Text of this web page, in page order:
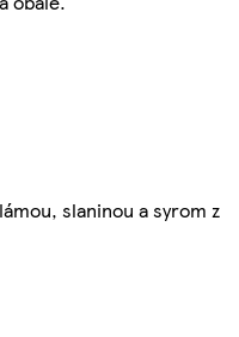
slaninou a syrom z